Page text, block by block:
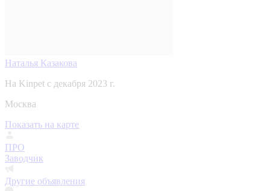
Наталья Казакова
На Kinpet c декабря 2023 г.
Москва
Показать на карте
ПРО
Заводчик
Другие объявления